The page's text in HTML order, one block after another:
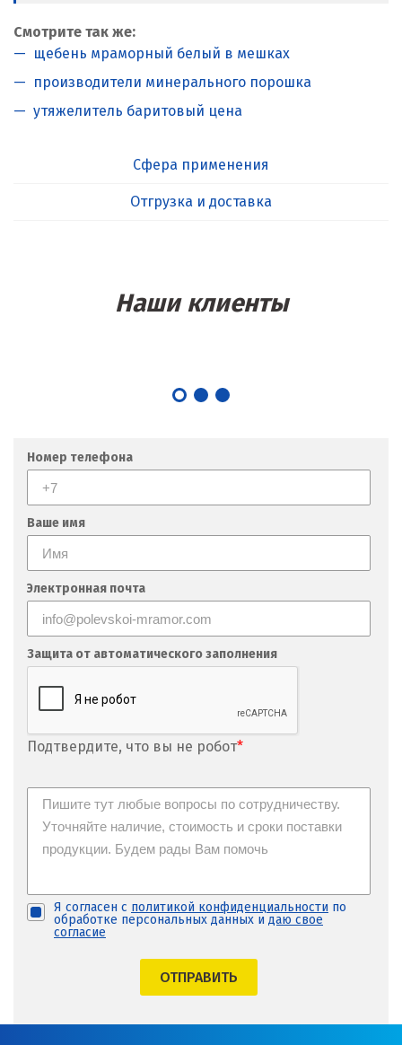
Смотрите так же:
щебень мраморный белый в мешках
производители минерального порошка
утяжелитель баритовый цена
Сфера применения
Отгрузка и доставка
Наши клиенты
Номер телефона
Ваше имя
Электронная почта
Защита от автоматического заполнения
Подтвердите, что вы не робот*
Я согласен с политикой конфиденциальности по
обработке персональных данных и даю свое
согласие
ОТПРАВИТЬ